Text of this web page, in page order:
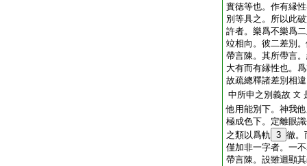
實徳等也。作有縁
別等具之。所以此
許者。樂爲不樂爲
竝相向。彼二差別
帶言陳。其所帶言
大有而有縁性也。
故疏總釋諸差別相
中所申之別義故 文
他用能別下。神我
極成色下。定離眼
之類以爲軌 3 徹。
僅加非一字者。一
帶言陳。設雖迴顯